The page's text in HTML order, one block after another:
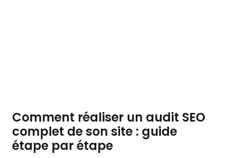
Comment réaliser un audit SEO
complet de son site : guide
étape par étape